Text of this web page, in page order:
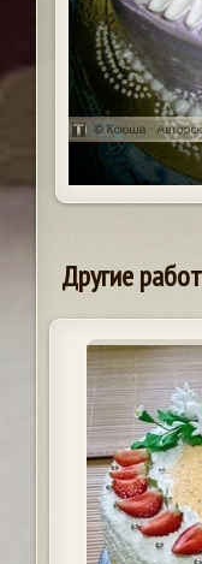
Другие